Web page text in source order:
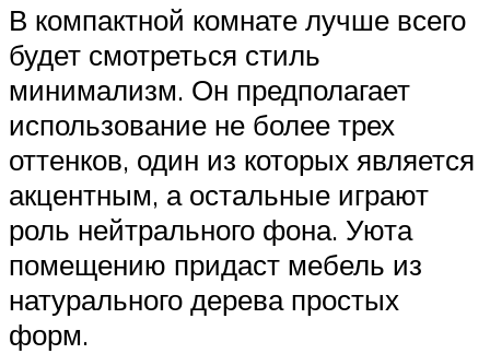
В компактной комнате лучше всего
будет смотреться стиль
минимализм. Он предполагает
использование не более трех
оттенков, один из которых является
акцентным, а остальные играют
роль нейтрального фона. Уюта
помещению придаст мебель из
натурального дерева простых
форм.